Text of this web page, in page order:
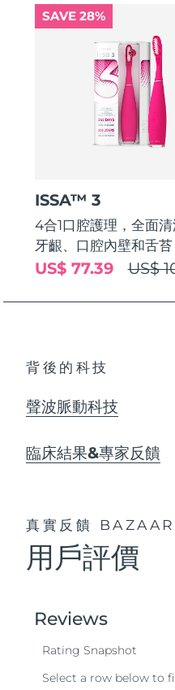
SAVE 28%
ISSA™ 3
4合1口腔護理，全面清
牙齦、口腔內壁和舌苔
US$
US$ 77.39
背後的科技
聲波脈動科技
臨床結果&專家反饋
真實反饋
用戶評價